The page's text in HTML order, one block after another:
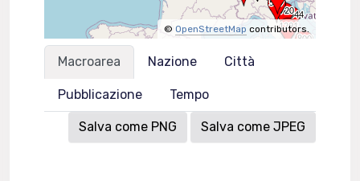
© OpenStreetMap contributors.
Macroarea Nazione Città
Pubblicazione Tempo
Salva come PNG Salva come JPEG